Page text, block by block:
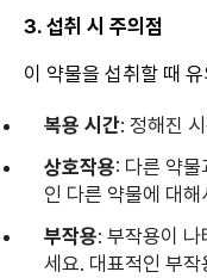
3. 섭취 시 주의점
이 약물을 섭취할 때
복용 시간: 정해진
상호작용: 다른 약
인 다른 약물에 대
부작용: 부작용이
세요. 대표적인 부